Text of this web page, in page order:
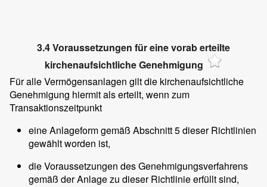
3.4 Voraussetzungen für eine vorab erteilte
kirchenaufsichtliche Genehmigung
Für alle Vermögensanlagen gilt die kirchenaufsichtliche
Genehmigung hiermit als erteilt, wenn zum
Transaktionszeitpunkt
eine Anlageform gemäß Abschnitt 5 dieser Richtlinien
gewählt worden ist,
die Voraussetzungen des Genehmigungsverfahrens
gemäß der Anlage zu dieser Richtlinie erfüllt sind,